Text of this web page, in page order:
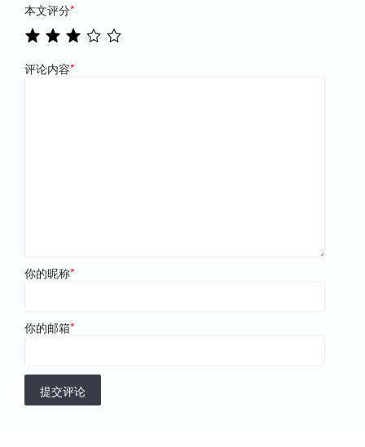
本文评分*
评论内容*
你的昵称*
你的邮箱*
提交评论